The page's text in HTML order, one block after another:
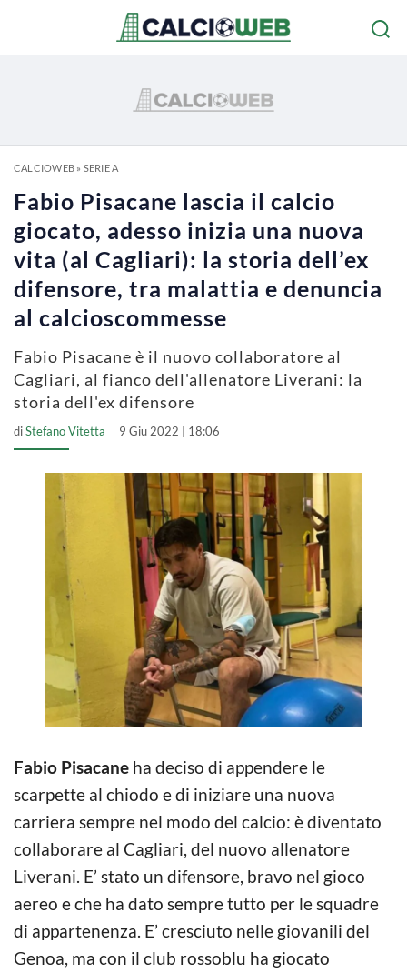
CALCIOWEB» SERIE A
Fabio Pisacane lascia il calcio
giocato, adesso inizia una nuova
vita (al Cagliari): la storia dell’ex
difensore, tra malattia e denuncia
al calcioscommesse
Fabio Pisacane è il nuovo collaboratore al
Cagliari, al fianco dell'allenatore Liverani: la
storia dell'ex difensore
diStefano Vitetta 9 Giu 2022 | 18:06
Fabio Pisacane ha deciso di appendere le
scarpette al chiodo e di iniziare una nuova
carriera sempre nel modo del calcio: è diventato
collaborare al Cagliari, del nuovo allenatore
Liverani. E’ stato un difensore, bravo nel gioco
aereo e che ha dato sempre tutto per le squadre
di appartenenza. E’ cresciuto nelle giovanili del
Genoa, ma con il club rossoblu ha giocato